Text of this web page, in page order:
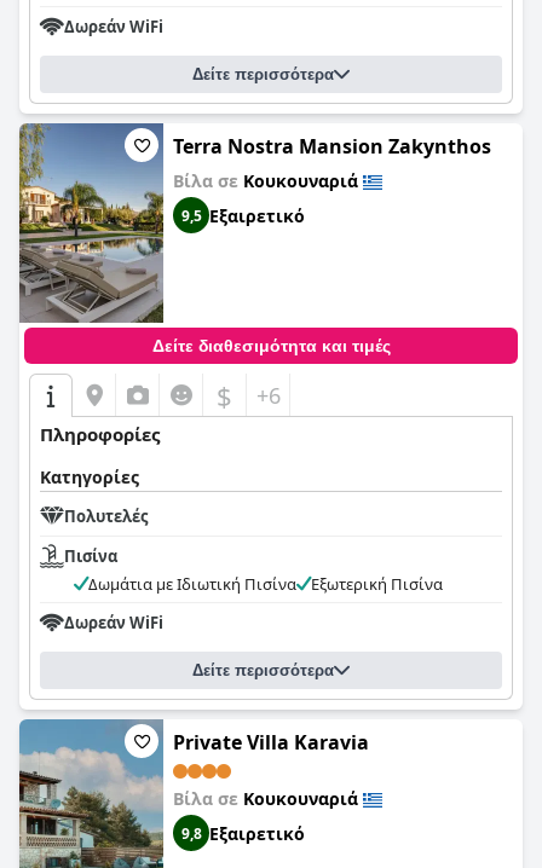
Δωρεάν WiFi
Δείτε περισσότερα
Terra Nostra Mansion Zakynthos
Βίλα σε Κουκουναριά
9,5 Εξαιρετικό
Δείτε διαθεσιμότητα και τιμές
$ +6
Πληροφορίες
Κατηγορίες
Πολυτελές
Πισίνα
Δωμάτια με Ιδιωτική Πισίνα
Εξωτερική Πισίνα
Δωρεάν WiFi
Δείτε περισσότερα
Private Villa Karavia
Βίλα σε Κουκουναριά
9,8 Εξαιρετικό